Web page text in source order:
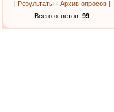
[ Результаты· Архив опросов]
Всего ответов: 99